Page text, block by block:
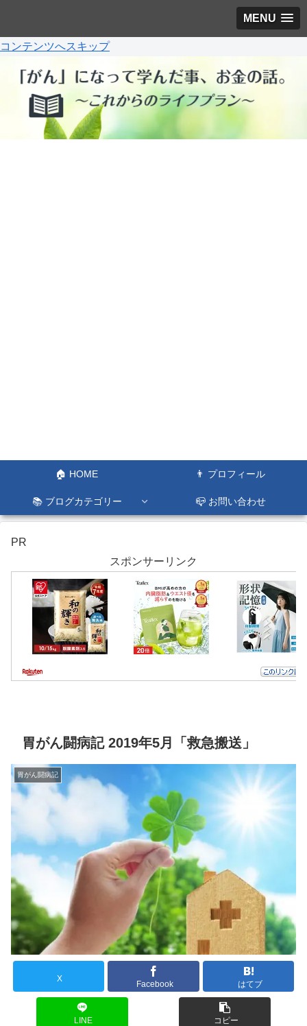
MENU
コンテンツへスキップ
🏠 HOME 👨 プロフィール
📚 ブログカテゴリー 📪 お問い合わせ
PR
スポンサーリンク
胃がん闘病記 2019年5月「救急搬送」
胃がん闘病記
X
Facebook はてブ
LINE コピー